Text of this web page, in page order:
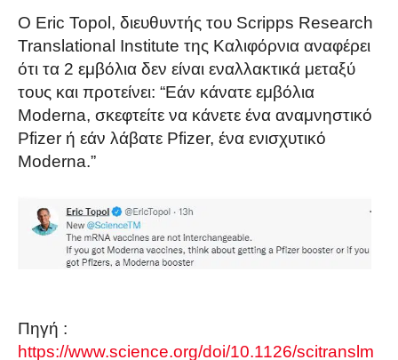
Ο Eric Topol, διευθυντής του Scripps Research
Translational Institute της Καλιφόρνια αναφέρει
ότι τα 2 εμβόλια δεν είναι εναλλακτικά μεταξύ
τους και προτείνει: “Εάν κάνατε εμβόλια
Moderna, σκεφτείτε να κάνετε ένα αναμνηστικό
Pfizer ή εάν λάβατε Pfizer, ένα ενισχυτικό
Moderna.”
Πηγή :
https://www.science.org/doi/10.1126/scitranslm